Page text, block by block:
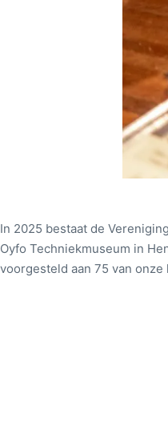
In 2025 bestaat de
Oyfo Techniekmuseum in
voorgesteld aan 75 van onze